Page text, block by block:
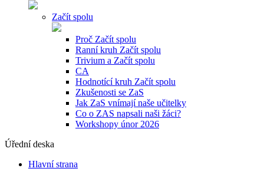
Začít spolu
Proč Začít spolu
Ranní kruh Začít spolu
Trivium a Začít spolu
CA
Hodnotící kruh Začít spolu
Zkušenosti se ZaS
Jak ZaS vnímají naše učitelky
Co o ZAS napsali naši žáci?
Workshopy únor 2026
Úřední deska
Hlavní strana